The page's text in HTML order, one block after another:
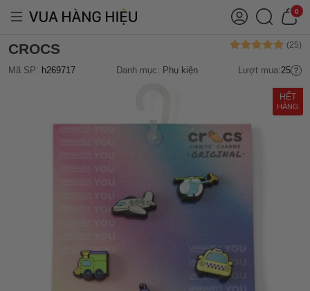
0
CROCS
Mã SP: h269717 Danh mục: Phụ kiện Lượt mua:25
HẾT
HÀNG